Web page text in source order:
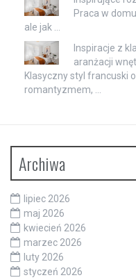
Praca w
ale jak …
Inspiracje z
aranżacji
Klasyczny styl francuski
romantyzmem, …
Archiwa
lipiec 2026
maj 2026
kwiecień 2026
marzec 2026
luty 2026
styczeń 2026